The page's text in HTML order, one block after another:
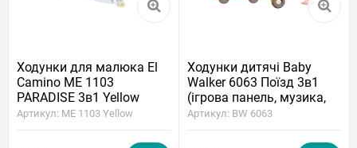
Ходунки для малюка El
Camino ME 1103
PARADISE 3в1 Yellow
(ігрова панель, джампер,
Артикул: ME 1103 Yellow
Ходунки дитячі Baby
Walker 6063 Поїзд 3в1
(ігрова панель, музика,
світло, парогенератор,
Артикул: BW 6063